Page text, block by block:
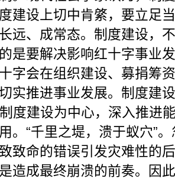
建设上切中肯綮，要立足
远、成常态。制度建设，
是要解决影响红十字事业
字会在组织建设、募捐筹
实推进事业发展。制度建
度建设为中心，深入推进
。“千里之堤，溃于蚁穴”
致命的错误引发灾难性的
造成最终崩溃的前奏。因